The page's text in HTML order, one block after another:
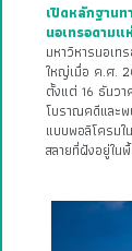
เปิดหลักฐาน
นอเทรอดามแ
มหาวิหารนอเท
ใหญ่เมื่อ ค.ศ.
ตั้งแต่ 16 ธันว
โบราณคดีและ
แบบพอลิโครมใ
สลายที่ฝังอยู่ใน